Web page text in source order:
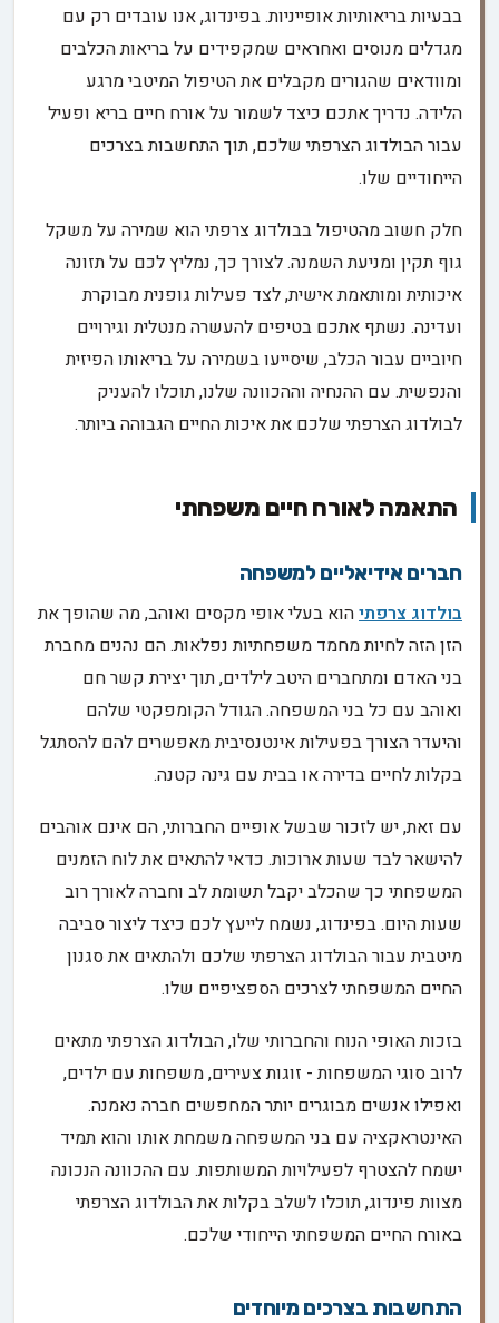
בבעיות בריאותיות אופייניות. בפינדוג, אנו עובדים רק עם
מגדלים מנוסים ואחראים שמקפידים על בריאות הכלבים
ומוודאים שהגורים מקבלים את הטיפול המיטבי מרגע
הלידה. נדריך אתכם כיצד לשמור על אורח חיים בריא ופעיל
עבור הבולדוג הצרפתי שלכם, תוך התחשבות בצרכים
הייחודיים שלו.
חלק חשוב מהטיפול בבולדוג צרפתי הוא שמירה על משקל
גוף תקין ומניעת השמנה. לצורך כך, נמליץ לכם על תזונה
איכותית ומותאמת אישית, לצד פעילות גופנית מבוקרת
ועדינה. נשתף אתכם בטיפים להעשרה מנטלית וגירויים
חיוביים עבור הכלב, שיסייעו בשמירה על בריאותו הפיזית
והנפשית. עם ההנחיה וההכוונה שלנו, תוכלו להעניק
לבולדוג הצרפתי שלכם את איכות החיים הגבוהה ביותר.
התאמה לאורח חיים משפחתי
חברים אידיאליים למשפחה
בולדוג צרפתיהוא בעלי אופי מקסים ואוהב, מה שהופך את
הזן הזה לחיות מחמד משפחתיות נפלאות. הם נהנים מחברת
בני האדם ומתחברים היטב לילדים, תוך יצירת קשר חם
ואוהב עם כל בני המשפחה. הגודל הקומפקטי שלהם
והיעדר הצורך בפעילות אינטנסיבית מאפשרים להם להסתגל
בקלות לחיים בדירה או בבית עם גינה קטנה.
עם זאת, יש לזכור שבשל אופיים החברותי, הם אינם אוהבים
להישאר לבד שעות ארוכות. כדאי להתאים את לוח הזמנים
המשפחתי כך שהכלב יקבל תשומת לב וחברה לאורך רוב
שעות היום. בפינדוג, נשמח לייעץ לכם כיצד ליצור סביבה
מיטבית עבור הבולדוג הצרפתי שלכם ולהתאים את סגנון
החיים המשפחתי לצרכים הספציפיים שלו.
בזכות האופי הנוח והחברותי שלו, הבולדוג הצרפתי מתאים
לרוב סוגי המשפחות - זוגות צעירים, משפחות עם ילדים,
ואפילו אנשים מבוגרים יותר המחפשים חברה נאמנה.
האינטראקציה עם בני המשפחה משמחת אותו והוא תמיד
ישמח להצטרף לפעילויות המשותפות. עם ההכוונה הנכונה
מצוות פינדוג, תוכלו לשלב בקלות את הבולדוג הצרפתי
באורח החיים המשפחתי הייחודי שלכם.
התחשבות בצרכים מיוחדים